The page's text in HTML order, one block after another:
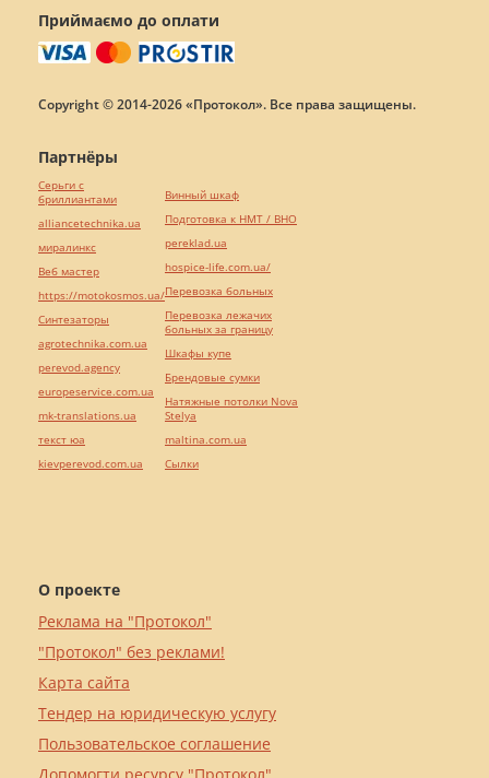
Приймаємо до оплати
Copyright © 2014-2026 «Протокол». Все права защищены.
О проекте
Реклама на "Протокол"
"Протокол" без реклами!
Карта сайта
Тендер на юридическую услугу
Пользовательское соглашение
Партнёры
Серьги с
бриллиантами
alliancetechnika.ua
миралинкс
Веб мастер
https://motokosmos.ua/
Синтезаторы
agrotechnika.com.ua
perevod.agency
europeservice.com.ua
mk-translations.ua
текст юа
kievperevod.com.ua
Винный шкаф
Подготовка к НМТ / ВНО
pereklad.ua
hospice-life.com.ua/
Перевозка больных
Перевозка лежачих
больных за границу
Шкафы купе
Брендовые сумки
Натяжные потолки Nova
Stelya
maltina.com.ua
Cылки